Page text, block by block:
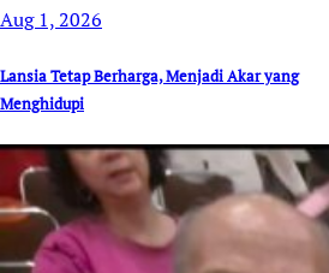
Aug 1, 2026
Lansia Tetap Berharga, Menjadi Akar yang
Menghidupi